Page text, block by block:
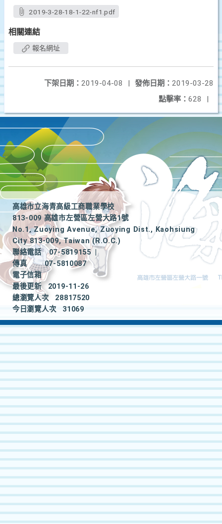
2019-3-28-18-1-22-nf1.pdf
相關連結
報名網址
發佈日期： 2019-03-28
下架日期： 2019-04-08
|
點擊率： 628 |
高雄市立海青高級工商職業學校
813-009 高雄市左營區左營大路1號
No.1, Zuoying Avenue, Zuoying Dist., Kaohsiung
City 813-009, Taiwan (R.O.C.)
聯絡電話
07-5819155
|
傳真
07-5810087
電子信箱
最後更新
2019-11-26
總瀏覽人次
28817520
今日瀏覽人次
31069